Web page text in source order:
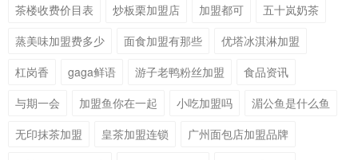
茶楼收费价目表
炒板栗加盟店 加盟都可
五十岚奶茶
蒸美味加盟费多少
面食加盟有那些
优塔冰淇淋加盟
杠岗香
gaga鲜语 游子老鸭粉丝加盟
食品资讯
与期一会
加盟鱼你在一起 小吃加盟吗
湄公鱼是什么鱼
无印抹茶加盟
皇茶加盟连锁
广州面包店加盟品牌